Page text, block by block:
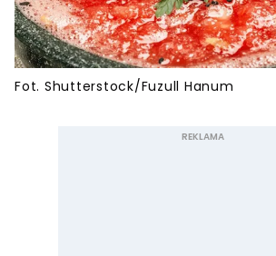
Fot. Shutterstock/Fuzull Hanum